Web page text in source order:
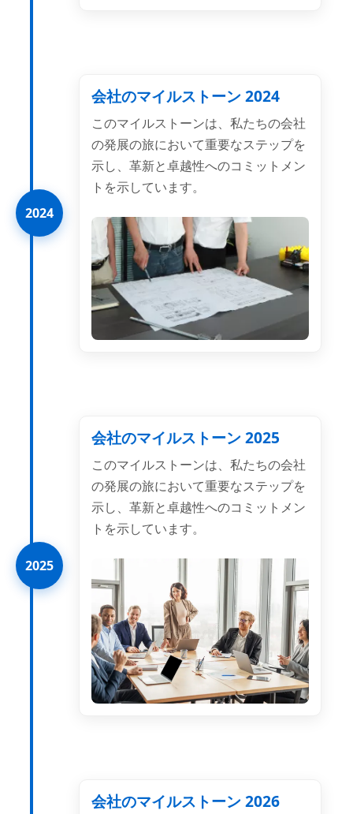
2024
会社のマイルストーン 2024
このマイルストーンは、私たちの会社
の発展の旅において重要なステップを
示し、革新と卓越性へのコミットメン
トを示しています。
2025
会社のマイルストーン 2025
このマイルストーンは、私たちの会社
の発展の旅において重要なステップを
示し、革新と卓越性へのコミットメン
トを示しています。
会社のマイルストーン 2026